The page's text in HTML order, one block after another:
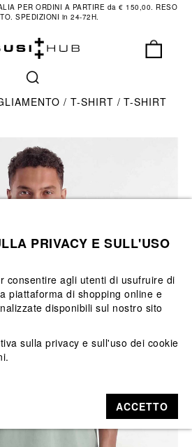
PER ORDINI A PARTIRE da € 150,00. RESO
SPEDIZIONI in 24-72H.
T-SHIRT T-SHIRT
PRIVACY E SULL'USO
consentire agli utenti di usufruire di
piattaforma di shopping online e
disponibili sul nostro sito
sulla privacy e sull'uso dei cookie
ACCETTO